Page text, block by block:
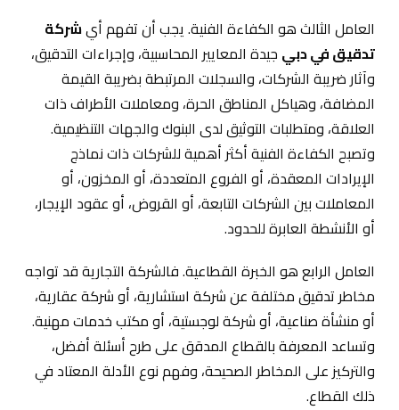
العامل الثالث هو الكفاءة الفنية. يجب أن تفهم أيشركة
تدقيق في دبي جيدة المعايير المحاسبية، وإجراءات التدقيق،
وآثار ضريبة الشركات، والسجلات المرتبطة بضريبة القيمة
المضافة، وهياكل المناطق الحرة، ومعاملات الأطراف ذات
العلاقة، ومتطلبات التوثيق لدى البنوك والجهات التنظيمية.
وتصبح الكفاءة الفنية أكثر أهمية للشركات ذات نماذج
الإيرادات المعقدة، أو الفروع المتعددة، أو المخزون، أو
المعاملات بين الشركات التابعة، أو القروض، أو عقود الإيجار،
أو الأنشطة العابرة للحدود.
العامل الرابع هو الخبرة القطاعية. فالشركة التجارية قد تواجه
مخاطر تدقيق مختلفة عن شركة استشارية، أو شركة عقارية،
أو منشأة صناعية، أو شركة لوجستية، أو مكتب خدمات مهنية.
وتساعد المعرفة بالقطاع المدقق على طرح أسئلة أفضل،
والتركيز على المخاطر الصحيحة، وفهم نوع الأدلة المعتاد في
ذلك القطاع.